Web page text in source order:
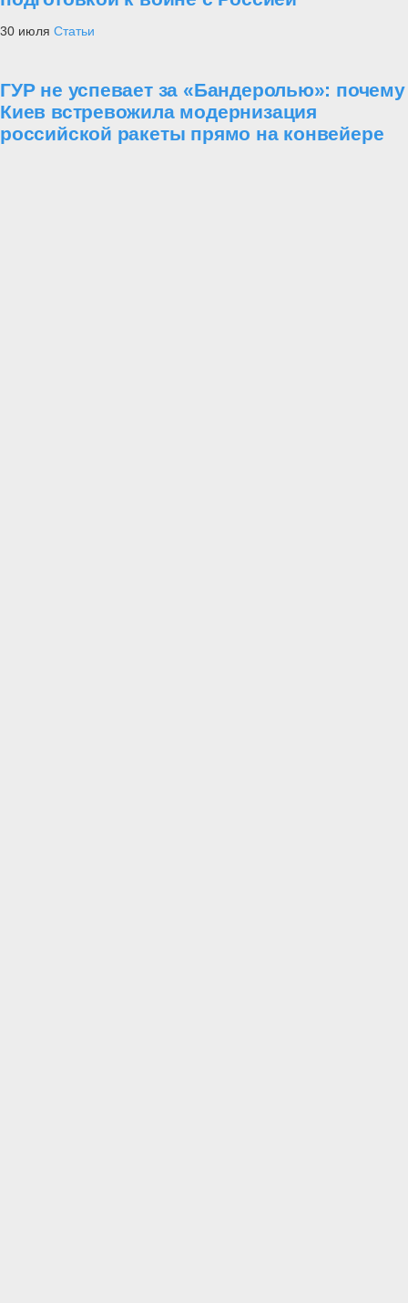
30 июля Статьи
ГУР не успевает за «Бандеролью»: почему
Киев встревожила модернизация
российской ракеты прямо на конвейере